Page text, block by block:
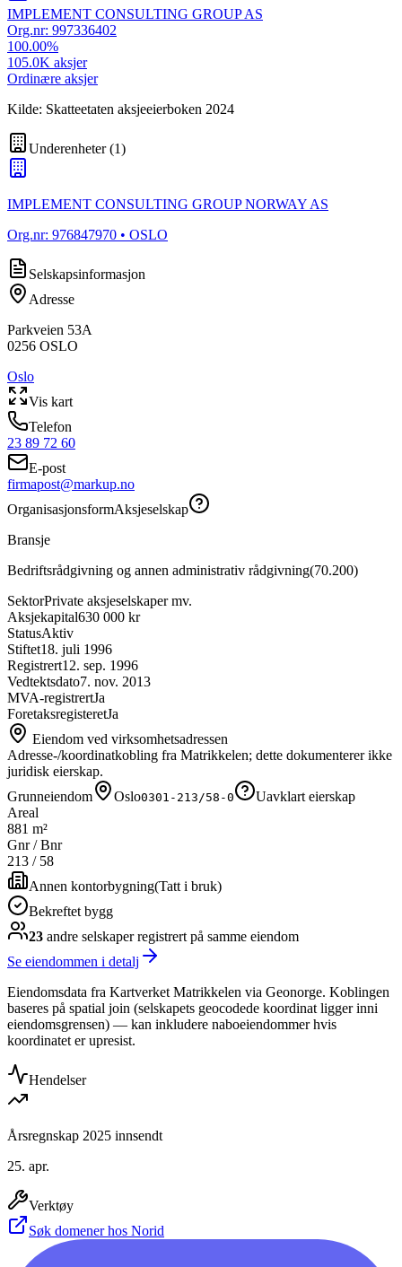
IMPLEMENT CONSULTING GROUP AS
Org.nr: 997336402
100.00%
105.0K aksjer
Ordinære aksjer
Kilde: Skatteetaten aksjeeierboken 2024
Underenheter(1)
IMPLEMENT CONSULTING GROUP NORWAY AS
Org.nr: 976847970 • OSLO
Selskapsinformasjon
Adresse
Parkveien 53A
0256 OSLO
Oslo
Vis kart
Telefon
23 89 72 60
E-post
firmapost@markup.no
OrganisasjonsformAksjeselskap
Bransje
Bedriftsrådgivning og annen administrativ rådgivning(70.200)
SektorPrivate aksjeselskaper mv.
Aksjekapital630 000 kr
StatusAktiv
Stiftet18. juli 1996
Registrert12. sep. 1996
Vedtektsdato7. nov. 2013
MVA-registrertJa
ForetaksregisteretJa
Eiendom ved virksomhetsadressen
Adresse-/koordinatkobling fra Matrikkelen; dette dokumenterer ikke
juridisk eierskap.
Grunneiendom
Oslo0301-213/58-0
Uavklart eierskap
Areal
881 m²
Gnr / Bnr
213 / 58
Annen kontorbygning(Tatt i bruk)
Bekreftet bygg
23 andre selskaperregistrert på samme eiendom
Se eiendommen i detalj
Eiendomsdata fra Kartverket Matrikkelen via Geonorge. Koblingen
baseres på spatial join (selskapets geocodede koordinat ligger inni
eiendomsgrensen) — kan inkludere naboeiendommer hvis
koordinatet er upresist.
Hendelser
Årsregnskap 2025 innsendt
25. apr.
Verktøy
Søk domener hos Norid